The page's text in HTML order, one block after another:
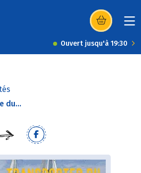
(s’ouvre dans
Ouvert jusqu'à 19:30
du...